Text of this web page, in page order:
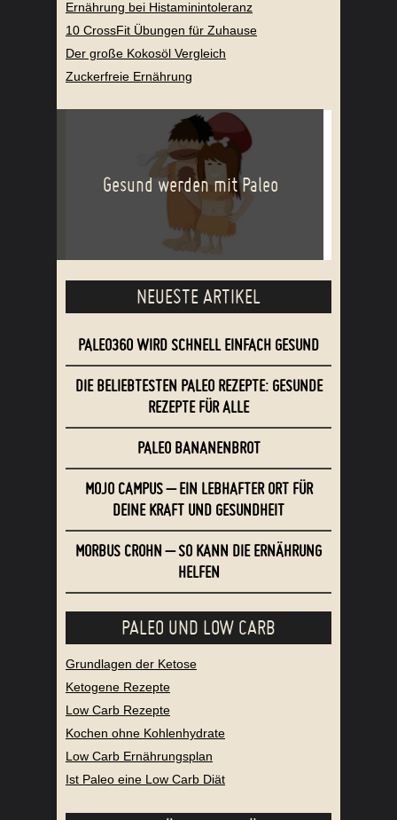
Ernährung bei Histaminintoleranz
10 CrossFit Übungen für Zuhause
Der große Kokosöl Vergleich
Zuckerfreie Ernährung
Gesund werden mit Paleo
NEUESTE ARTIKEL
PALEO360 WIRD SCHNELL EINFACH GESUND
DIE BELIEBTESTEN PALEO REZEPTE: GESUNDE
REZEPTE FÜR ALLE
PALEO BANANENBROT
MOJO CAMPUS – EIN LEBHAFTER ORT FÜR
DEINE KRAFT UND GESUNDHEIT
MORBUS CROHN – SO KANN DIE ERNÄHRUNG
HELFEN
PALEO UND LOW CARB
Grundlagen der Ketose
Ketogene Rezepte
Low Carb Rezepte
Kochen ohne Kohlenhydrate
Low Carb Ernährungsplan
Ist Paleo eine Low Carb Diät